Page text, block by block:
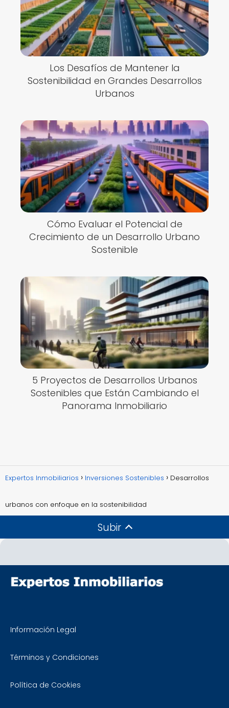
Los Desafíos de Mantener la
Sostenibilidad en Grandes Desarrollos
Urbanos
Cómo Evaluar el Potencial de
Crecimiento de un Desarrollo Urbano
Sostenible
5 Proyectos de Desarrollos Urbanos
Sostenibles que Están Cambiando el
Panorama Inmobiliario
Expertos Inmobiliarios Inversiones Sostenibles Desarrollos
urbanos con enfoque en la sostenibilidad
Subir
Información Legal
Términos y Condiciones
Política de Cookies